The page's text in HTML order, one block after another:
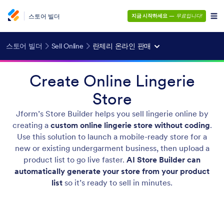
스토어 빌더 지금 시작하세요 — 무료입니다!
스토어 빌더 Sell Online 란제리 온라인 판매
Create Online Lingerie
Store
Jform’s Store Builder helps you sell lingerie online by
creating a custom online lingerie store without coding.
Use this solution to launch a mobile-ready store for a
new or existing undergarment business, then upload a
product list to go live faster. AI Store Builder can
automatically generate your store from your product
list so it’s ready to sell in minutes.